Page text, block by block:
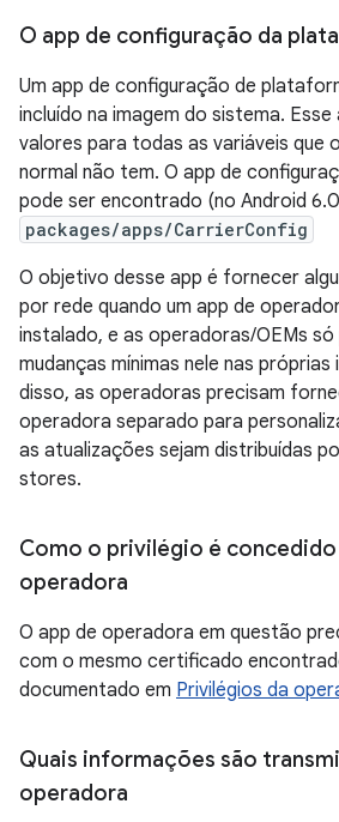
O app de configuração da
Um app de configuração de
incluído na imagem do sistema.
valores para todas as variáveis que
normal não tem. O app de
pode ser encontrado (no Android
packages/apps/CarrierConfig
O objetivo desse app é fornecer
por rede quando um app de
instalado, e as operadoras/OEMs
mudanças mínimas nele nas próprias
disso, as operadoras precisam
operadora separado para
as atualizações sejam distribuídas
stores.
Como o privilégio é concedido
operadora
O app de operadora em questão
com o mesmo certificado
documentado em Privilégios da
Quais informações são
operadora